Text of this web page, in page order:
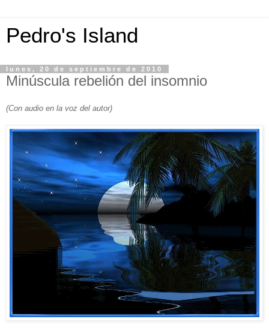
Pedro's Island
lunes, 20 de septiembre de 2010
Minúscula rebelión del insomnio
(Con audio en la voz del autor)